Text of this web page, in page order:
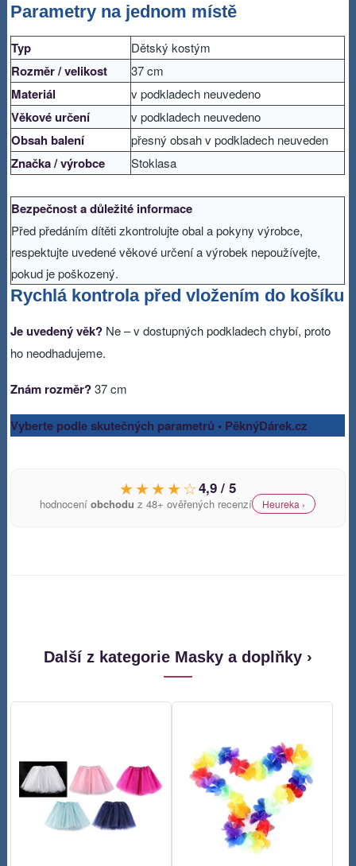
Parametry na jednom místě
Typ Dětský kostým
Rozměr / velikost 37 cm
Materiál v podkladech neuvedeno
Věkové určení v podkladech neuvedeno
Obsah balení přesný obsah v podkladech neuveden
Značka / výrobce Stoklasa
Bezpečnost a důležité informace
Před předáním dítěti zkontrolujte obal a pokyny výrobce,
respektujte uvedené věkové určení a výrobek nepoužívejte,
pokud je poškozený.
Rychlá kontrola před vložením do košíku
Je uvedený věk? Ne – v dostupných podkladech chybí, proto
ho neodhadujeme.
Znám rozměr?37 cm
Vyberte podle skutečných parametrů • PěknýDárek.cz
★★★★☆4,9 / 5
hodnoceníobchodu z 48+ ověřených recenzí Heureka ›
Další z kategorie Masky a doplňky ›